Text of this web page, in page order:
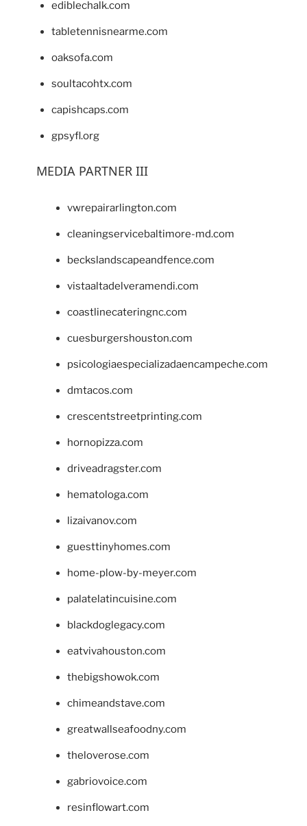
ediblechalk.com
tabletennisnearme.com
oaksofa.com
soultacohtx.com
capishcaps.com
gpsyfl.org
MEDIA PARTNER III
vwrepairarlington.com
cleaningservicebaltimore-md.com
beckslandscapeandfence.com
vistaaltadelveramendi.com
coastlinecateringnc.com
cuesburgershouston.com
psicologiaespecializadaencampeche.com
dmtacos.com
crescentstreetprinting.com
hornopizza.com
driveadragster.com
hematologa.com
lizaivanov.com
guesttinyhomes.com
home-plow-by-meyer.com
palatelatincuisine.com
blackdoglegacy.com
eatvivahouston.com
thebigshowok.com
chimeandstave.com
greatwallseafoodny.com
theloverose.com
gabriovoice.com
resinflowart.com